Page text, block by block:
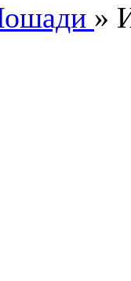
»